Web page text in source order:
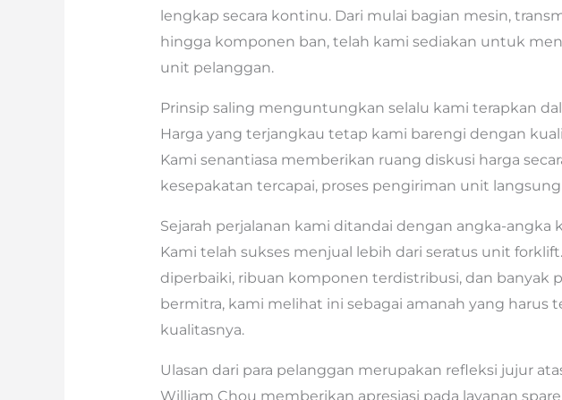
lengkap secara kontinu. Dari mulai bagian mesin,
hingga komponen ban, telah kami sediakan untuk
unit pelanggan.
Prinsip saling menguntungkan selalu kami terapkan
Harga yang terjangkau tetap kami barengi dengan
Kami senantiasa memberikan ruang diskusi harga
kesepakatan tercapai, proses pengiriman unit
Sejarah perjalanan kami ditandai dengan angka-angka
Kami telah sukses menjual lebih dari seratus unit
diperbaiki, ribuan komponen terdistribusi, dan banyak
bermitra, kami melihat ini sebagai amanah yang harus
kualitasnya.
Ulasan dari para pelanggan merupakan refleksi jujur
William Chou memberikan apresiasi pada layanan